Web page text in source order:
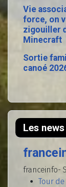
Vie
force, on
zigouiller
Minecraft
Sortie
canoé
Les
franceinfo-
Tour